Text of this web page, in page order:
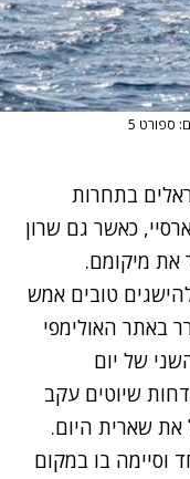
ספורט 5
בתחרות
כאשר גם שרון
את מיקומם.
טובים אמש
באתר האולימפי
של יום
שיוטים עקב
את שארית היום.
וסיימה בו במקום